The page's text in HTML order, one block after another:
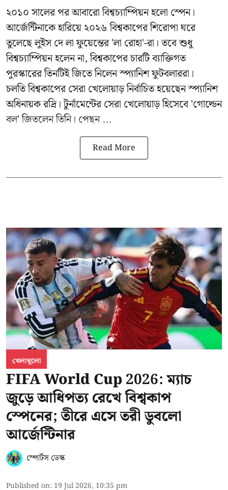
২০১০ সালের পর আবারো বিশ্বচ্যাম্পিয়ন হলো স্পেন।
আর্জেন্টিনাকে হারিয়ে ২০২৬ বিশ্বকাপের শিরোপা ঘরে
তুলেছে লুইস দে লা ফুয়েন্তের 'লা রোহা'-রা। তবে শুধু
বিশ্বচ্যাম্পিয়ন হলেন না, বিশ্বকাপের চারটি ব্যাক্তিগত
পুরস্কারের তিনটিই জিতে নিলেন স্প্যানিশ ফুটবলাররা।
চলতি বিশ্বকাপের সেরা খেলোয়াড় নির্বাচিত হয়েছেন স্প্যানিশ
অধিনায়ক রদ্রি। টুর্নামেন্টের সেরা খেলোয়াড় হিসেবে 'গোল্ডেন
বল' জিতলেন তিনি। পেছন ...
Read More
খেলাধুলো
FIFA World Cup 2026: ম্যাচ
জুড়ে আধিপত্য রেখে বিশ্বকাপ
স্পেনের; তীরে এসে তরী ডুবলো
আর্জেন্টিনার
স্পোর্টস ডেস্ক
Published on: 19 Jul 2026, 10:35 pm